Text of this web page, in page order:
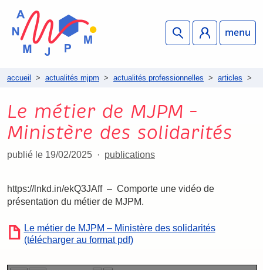
menu
accueil > actualités mjpm > actualités professionnelles > articles >
Le métier de MJPM –
Ministère des solidarités
publié le 19/02/2025 publications
https://lnkd.in/ekQ3JAff – Comporte une vidéo de
présentation du métier de MJPM.
Le métier de MJPM – Ministère des solidarités
(télécharger au format pdf)